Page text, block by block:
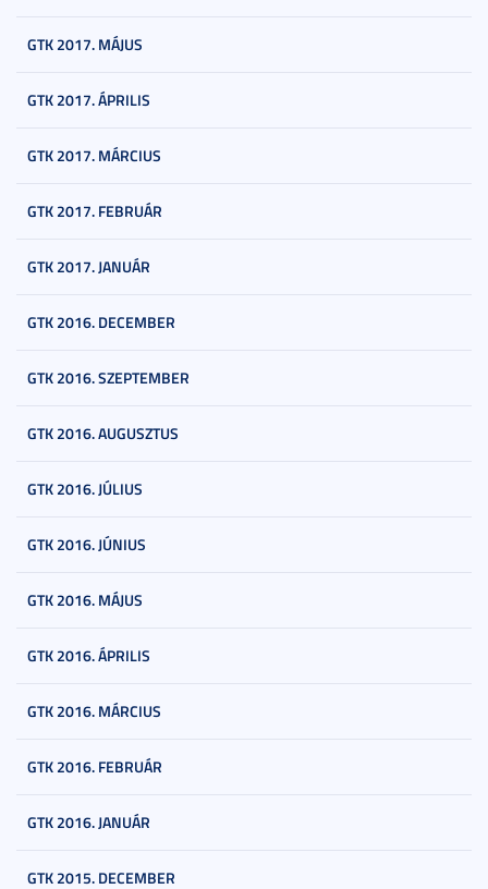
GTK 2017. MÁJUS
GTK 2017. ÁPRILIS
GTK 2017. MÁRCIUS
GTK 2017. FEBRUÁR
GTK 2017. JANUÁR
GTK 2016. DECEMBER
GTK 2016. SZEPTEMBER
GTK 2016. AUGUSZTUS
GTK 2016. JÚLIUS
GTK 2016. JÚNIUS
GTK 2016. MÁJUS
GTK 2016. ÁPRILIS
GTK 2016. MÁRCIUS
GTK 2016. FEBRUÁR
GTK 2016. JANUÁR
GTK 2015. DECEMBER